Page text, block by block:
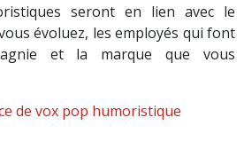
seront en lien avec le
évoluez, les employés qui font
et la marque que vous
de vox pop humoristique